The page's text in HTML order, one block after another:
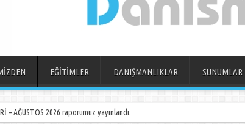
EĞİTİMLER DANIŞMANLIKLAR SUNUMLAR
– AĞUSTOS 2026 raporumuz yayınlandı.